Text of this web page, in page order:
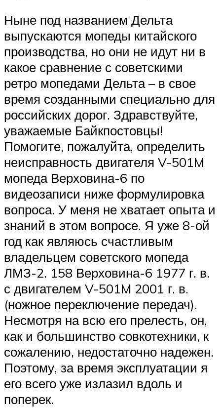
Ныне под названием Дельта
выпускаются мопеды китайского
производства, но они не идут ни в
какое сравнение с советскими
ретро мопедами Дельта – в свое
время созданными специально для
российских дорог. Здравствуйте,
уважаемые Байкпостовцы!
Помогите, пожалуйта, определить
неисправность двигателя V-501M
мопеда Верховина-6 по
видеозаписи ниже формулировка
вопроса. У меня не хватает опыта и
знаний в этом вопросе. Я уже 8-ой
год как являюсь счастливым
владельцем советского мопеда
ЛМЗ-2. 158 Верховина-6 1977 г. в.
с двигателем V-501M 2001 г. в.
(ножное переключение передач).
Несмотря на всю его прелесть, он,
как и большинство совкотехники, к
сожалению, недостаточно надежен.
Поэтому, за время эксплуатации я
его всего уже излазил вдоль и
поперек.